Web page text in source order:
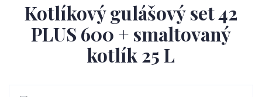
Kotlíkový gulášový set 42
PLUS 600 + smaltovaný
kotlík 25 L